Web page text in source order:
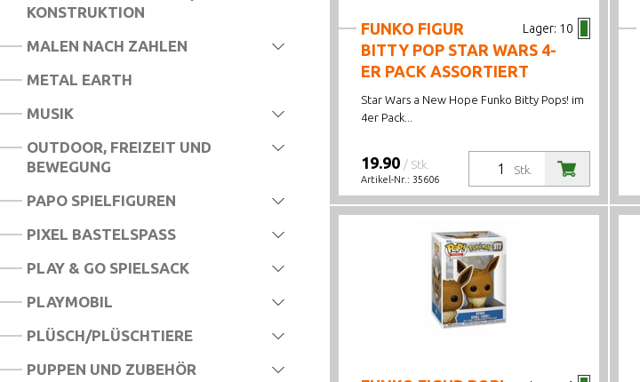
KONSTRUKTION
MALEN NACH ZAHLEN
METAL EARTH
MUSIK
OUTDOOR, FREIZEIT UND
BEWEGUNG
PAPO SPIELFIGUREN
PIXEL BASTELSPASS
PLAY & GO SPIELSACK
PLAYMOBIL
PLÜSCH/PLÜSCHTIERE
PUPPEN UND ZUBEHÖR
Lager: 10
FUNKO FIGUR
BITTY POP STAR WARS 4-
ER PACK ASSORTIERT
Star Wars a New Hope Funko Bitty Pops! im
4er Pack...
Stk.
19.90 / Stk.
Artikel-Nr.: 35606